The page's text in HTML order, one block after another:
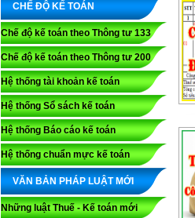
CHẾ ĐỘ KẾ TOÁN
Chế độ kế toán theo Thông tư 133
Chế độ kế toán theo Thông tư 200
Hệ thống tài khoản kế toán
Hệ thống Sổ sách kế toán
Hệ thống Báo cáo kế toán
Hệ thống chuẩn mực kế toán
VĂN BẢN PHÁP LUẬT MỚI
Những luật Thuế - Kế toán mới